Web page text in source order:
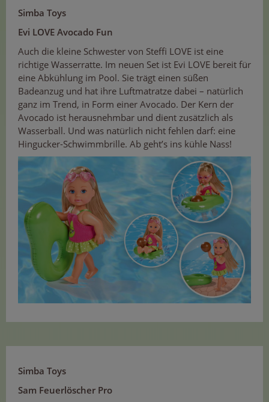
Simba Toys
Evi LOVE Avocado Fun
Auch die kleine Schwester von Steffi LOVE ist eine
richtige Wasserratte. Im neuen Set ist Evi LOVE bereit für
eine Abkühlung im Pool. Sie trägt einen süßen
Badeanzug und hat ihre Luftmatratze dabei – natürlich
ganz im Trend, in Form einer Avocado. Der Kern der
Avocado ist herausnehmbar und dient zusätzlich als
Wasserball. Und was natürlich nicht fehlen darf: eine
Hingucker-Schwimmbrille. Ab geht’s ins kühle Nass!
Simba Toys
Sam Feuerlöscher Pro